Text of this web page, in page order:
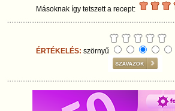
Másoknak így tetszett a recept:
ÉRTÉKELÉS: szörnyű